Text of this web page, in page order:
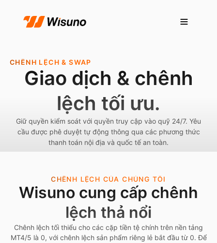
CHÊNH LỆCH & SWAP
Giao dịch & chênh
lệch tối ưu.
Giữ quyền kiểm soát với quyền truy cập vào quỹ 24/7. Yêu
cầu được phê duyệt tự động thông qua các phương thức
thanh toán nội địa và quốc tế an toàn.
CHÊNH LỆCH CỦA CHÚNG TÔI
Wisuno cung cấp chênh
lệch thả nổi
Chênh lệch tối thiểu cho các cặp tiền tệ chính trên nền tảng
MT4/5 là 0, với chênh lệch sản phẩm riêng lẻ bắt đầu từ 0. Để